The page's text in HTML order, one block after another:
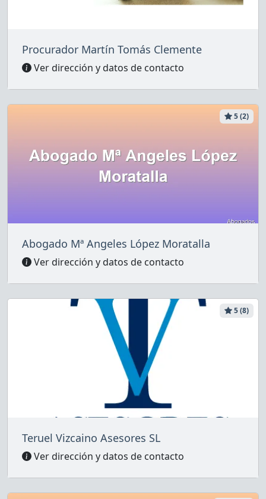
Procurador Martín Tomás Clemente
Ver dirección y datos de contacto
5 (2)
Abogado Mª Angeles López Moratalla
Ver dirección y datos de contacto
5 (8)
Teruel Vizcaino Asesores SL
Ver dirección y datos de contacto